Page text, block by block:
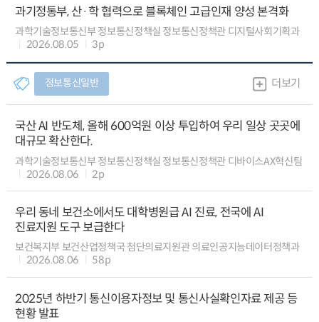
과기정통부, 산·학 협력으로 블록체인 고급인재 양성 본격화
과학기술정보통신부 정보통신정책실 정보통신정책관 디지털사회기획과
2026.08.05
3p
정보통신일반 더보기
국산 AI 반도체, 올해 600억원 이상 투입하여 우리 일상 곳곳에
대규모 확산한다.
과학기술정보통신부 정보통신정책실 정보통신정책관 디바이스AX혁신팀
2026.08.06
2p
우리 동네 보건소에서도 대학병원급 AI 진료, 전국에 AI
진료지원 도구 보급한다
보건복지부 보건산업정책국 첨단의료지원관 의료인공지능데이터정책과
2026.08.06
58p
2025년 하반기 통신이용자정보 및 통신사실확인자료 제공 등
현황 발표